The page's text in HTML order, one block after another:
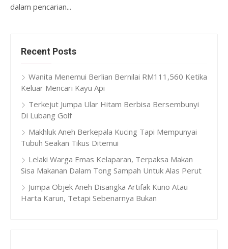
dalam pencarian...
Recent Posts
Wanita Menemui Berlian Bernilai RM111,560 Ketika
Keluar Mencari Kayu Api
Terkejut Jumpa Ular Hitam Berbisa Bersembunyi
Di Lubang Golf
Makhluk Aneh Berkepala Kucing Tapi Mempunyai
Tubuh Seakan Tikus Ditemui
Lelaki Warga Emas Kelaparan, Terpaksa Makan
Sisa Makanan Dalam Tong Sampah Untuk Alas Perut
Jumpa Objek Aneh Disangka Artifak Kuno Atau
Harta Karun, Tetapi Sebenarnya Bukan